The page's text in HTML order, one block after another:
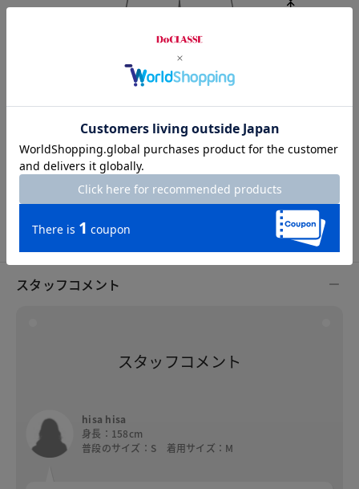
Hem width 23.5cm
32cm
S M L XL XXL
スタッフコメント
スタッフコメント
hisa hisa
身長：158cm
普段のサイズ：S 着用サイズ：M